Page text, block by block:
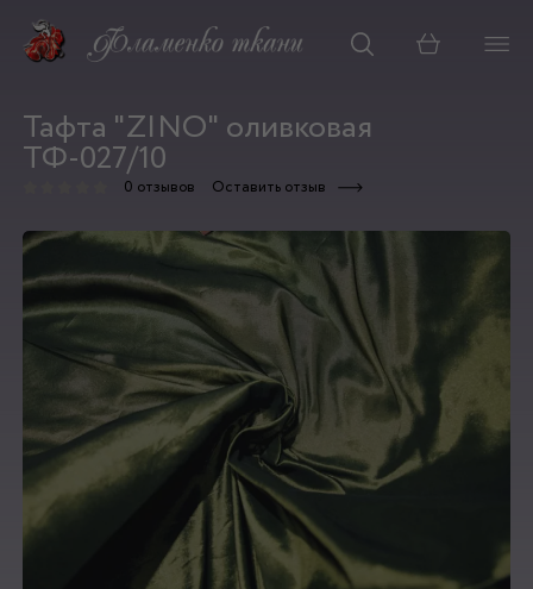
Корзина
Тафта "ZINO" оливковая
ТФ-027/10
0 отзывов Оставить отзыв